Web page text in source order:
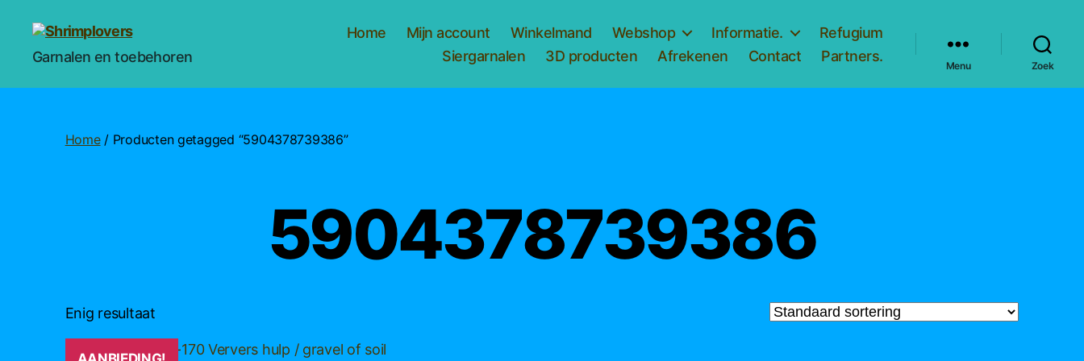
Shrimplovers
Garnalen en toebehoren
Home Mijn account Winkelmand Webshop Informatie.
Refugium
Siergarnalen
3D producten Afrekenen Contact Partners.
Menu Zoek
Home/ Producten getagged “5904378739386”
5904378739386
Enig resultaat